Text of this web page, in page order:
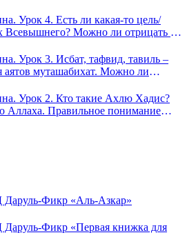
Урок 4. Есть ли какая-то цель/
Всевышнего? Можно ли отрицать в
Сунне? Концепция ибн Таймийи
Урок 3. Исбат, тафвид, тавиль –
муташабихат. Можно ли
сифата «биля кейфа» (без образа)?
Урок 2. Кто такие Ахлю Хадис?
Аллаха. Правильное понимание
Даруль-Фикр «Аль-Азкар»
Фикр «Первая книжка для